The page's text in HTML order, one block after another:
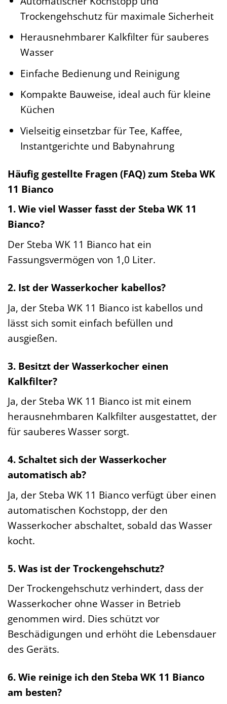
Trockengehschutz für maximale Sicherheit
Herausnehmbarer Kalkfilter für sauberes
Wasser
Einfache Bedienung und Reinigung
Kompakte Bauweise, ideal auch für kleine
Küchen
Vielseitig einsetzbar für Tee, Kaffee,
Instantgerichte und Babynahrung
Häufig gestellte Fragen (FAQ) zum Steba WK
11 Bianco
1. Wie viel Wasser fasst der Steba WK 11
Bianco?
Der Steba WK 11 Bianco hat ein
Fassungsvermögen von 1,0 Liter.
2. Ist der Wasserkocher kabellos?
Ja, der Steba WK 11 Bianco ist kabellos und
lässt sich somit einfach befüllen und
ausgießen.
3. Besitzt der Wasserkocher einen
Kalkfilter?
Ja, der Steba WK 11 Bianco ist mit einem
herausnehmbaren Kalkfilter ausgestattet, der
für sauberes Wasser sorgt.
4. Schaltet sich der Wasserkocher
automatisch ab?
Ja, der Steba WK 11 Bianco verfügt über einen
automatischen Kochstopp, der den
Wasserkocher abschaltet, sobald das Wasser
kocht.
5. Was ist der Trockengehschutz?
Der Trockengehschutz verhindert, dass der
Wasserkocher ohne Wasser in Betrieb
genommen wird. Dies schützt vor
Beschädigungen und erhöht die Lebensdauer
des Geräts.
6. Wie reinige ich den Steba WK 11 Bianco
am besten?